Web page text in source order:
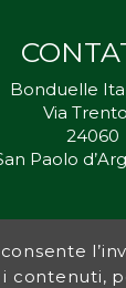
Bonduelle
Via
24060
Paolo
il punto di
sia ai più
contenuti,